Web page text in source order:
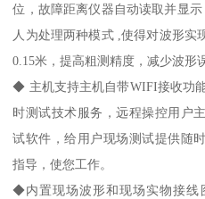
位，故障距离仪器自动读取并显
人为处理两种模式 ,使得对波形实
0.15米，提高粗测精度，减少波形
◆ 主机支持主机自带WIFI接收功
时测试技术服务，远程操控用户
试软件，给用户现场测试提供随
指导，使您工作。
◆内置现场波形和现场实物接线